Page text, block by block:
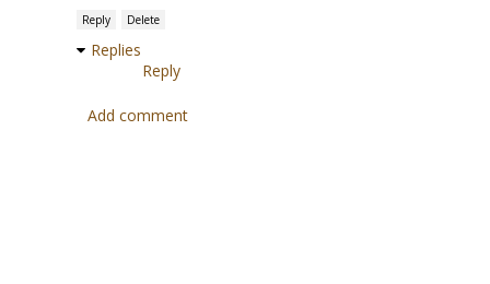
Reply Delete
Replies
Reply
Add comment